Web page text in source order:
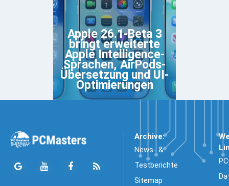
Apple 26.1-Beta 3
bringt erweiterte
Apple Intelligence-
Sprachen, AirPods-
Übersetzung und UI-
Optimierungen
Archive:
News- &
Testberichte
Sitemap